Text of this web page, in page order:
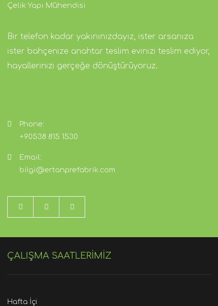
Çelik Yapı Mühendisi
Bir telefon kadar yakınınızdayız, ister arsanıza
ister bahçenize anahtar teslim evinizi teslim ediyor,
hayallerinizi gerçeğe dönüştürüyoruz.
Phone:
+90538 815 1530
Email:
bilgi@ertanprefabrik.com
ÇALIŞMA SAATLERİMİZ
Hafta İçi